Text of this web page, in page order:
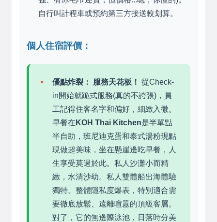
自行叫計程車或預約第三方接送較划算。
個人住宿評價：
優點炸裂： 服務天花板！ 從Check-
in開始就跪式服務(真的不誇張)，員
工記得住客名字和偏好，細緻入微。
早餐在 KOH Thai Kitchen是半單點
半自助，班尼迪克蛋和泰式湯粉現點
現做超美味，坐在懸崖邊吃早餐，人
生享受莫過於此。私人沙灘小而精
緻，水清沙幼。私人雙體船出海體驗
獨特。整體隱私度爆表，特別適合需
要徹底放鬆、遠離喧囂的頂級客層。
對了，它的無邊際泳池，日落時分美